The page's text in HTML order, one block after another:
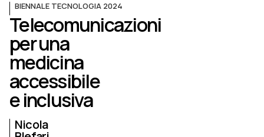
BIENNALE TECNOLOGIA 2024
Telecomunicazioni
per una
medicina
accessibile
e inclusiva
Nicola